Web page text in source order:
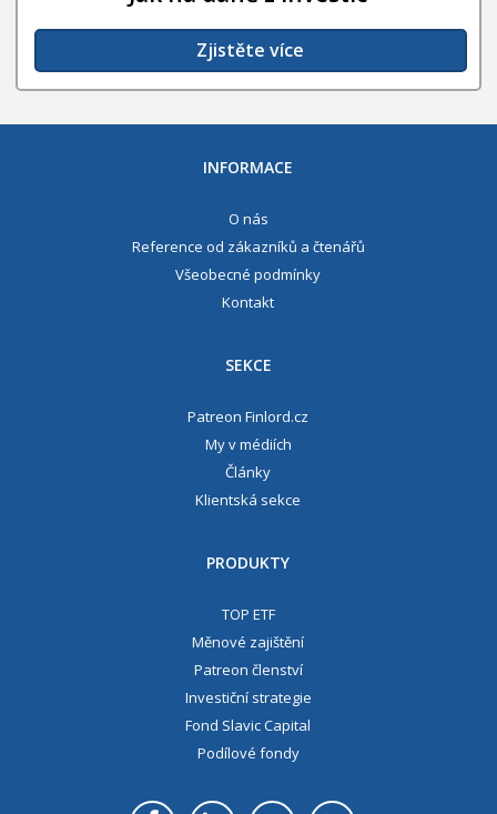
Zjistěte více
INFORMACE
O nás
Reference od zákazníků a čtenářů
Všeobecné podmínky
Kontakt
SEKCE
Patreon Finlord.cz
My v médiích
Články
Klientská sekce
PRODUKTY
TOP ETF
Měnové zajištění
Patreon členství
Investiční strategie
Fond Slavic Capital
Podílové fondy